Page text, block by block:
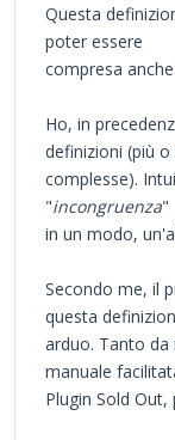
Questa
poter essere
compresa
Ho, in
definizioni (più
complesse).
"incongruenza"
in un modo,
Secondo me, il
questa
arduo. Tanto da
manuale
Plugin Sold Out,